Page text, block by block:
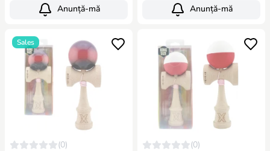
Anunță-mă Anunță-mă
Sales
(0) (0)